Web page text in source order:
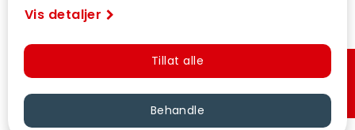
Vis detaljer
Tillat alle
Behandle Hurtigkjøp